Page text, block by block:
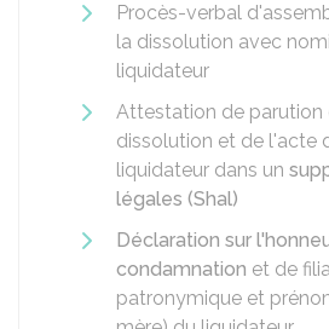
Procès-verbal
la dissolution avec
liquidateur
Attestation de parution
dissolution et de l'acte
liquidateur dans un
légales (Shal)
Déclaration sur
condamnation et de
patronymique et